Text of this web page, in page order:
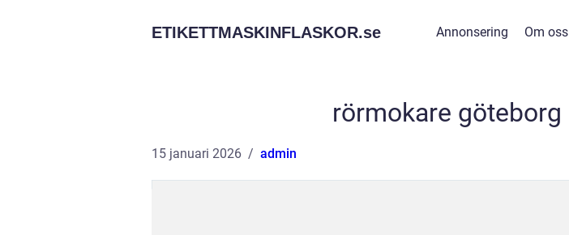
ETIKETTMASKINFLASKOR.se Annonsering Om oss
rörmokare göteborg
15 januari 2026 admin